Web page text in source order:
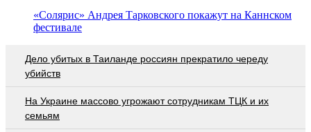
«Солярис» Андрея Тарковского покажут на Каннском
фестивале
Дело убитых в Таиланде россиян прекратило череду
убийств
На Украине массово угрожают сотрудникам ТЦК и их
семьям